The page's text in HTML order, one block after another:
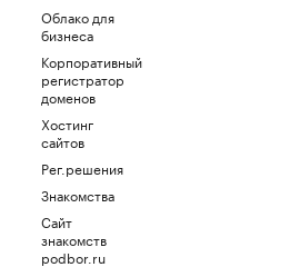
Облако для
бизнеса
Корпоративный
регистратор
доменов
Хостинг
сайтов
Рег.решения
Знакомства
Сайт
знакомств
podbor.ru